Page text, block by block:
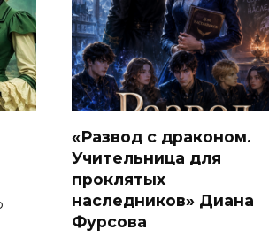
«Развод с драконом.
Учительница для
проклятых
наследников» Диана
Фурсова